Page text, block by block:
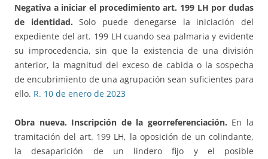
Negativa a iniciar el procedimiento art. 199 LH por dudas
de identidad. Solo puede denegarse la iniciación del
expediente del art. 199 LH cuando sea palmaria y evidente
su improcedencia, sin que la existencia de una división
anterior, la magnitud del exceso de cabida o la sospecha
de encubrimiento de una agrupación sean suficientes para
ello. R. 10 de enero de 2023
Obra nueva. Inscripción de la georreferenciación. En la
tramitación del art. 199 LH, la oposición de un colindante,
la desaparición de un lindero fijo y el posible